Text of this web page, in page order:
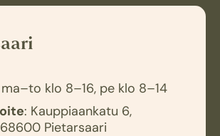
ma–to klo 8–16, pe klo 8–14
: Kauppiaankatu 6,
Pietarsaari